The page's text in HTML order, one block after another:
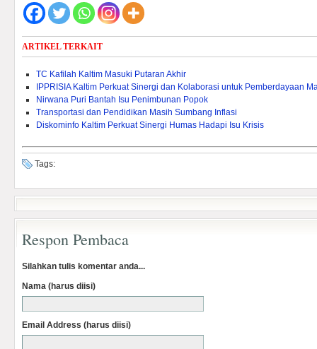
ARTIKEL TERKAIT
TC Kafilah Kaltim Masuki Putaran Akhir
IPPRISIA Kaltim Perkuat Sinergi dan Kolaborasi untuk Pemberdayaan
Nirwana Puri Bantah Isu Penimbunan Popok
Transportasi dan Pendidikan Masih Sumbang Inflasi
Diskominfo Kaltim Perkuat Sinergi Humas Hadapi Isu Krisis
Tags:
Respon Pembaca
Silahkan tulis komentar anda...
Nama (harus diisi)
Email Address (harus diisi)